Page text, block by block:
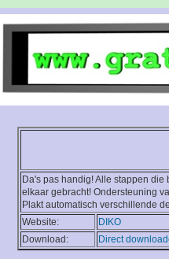
Da's pas handig! Alle stappen
elkaar gebracht! Ondersteuning
Plakt automatisch verschillende
Website:
DIKO
Download:
Direct